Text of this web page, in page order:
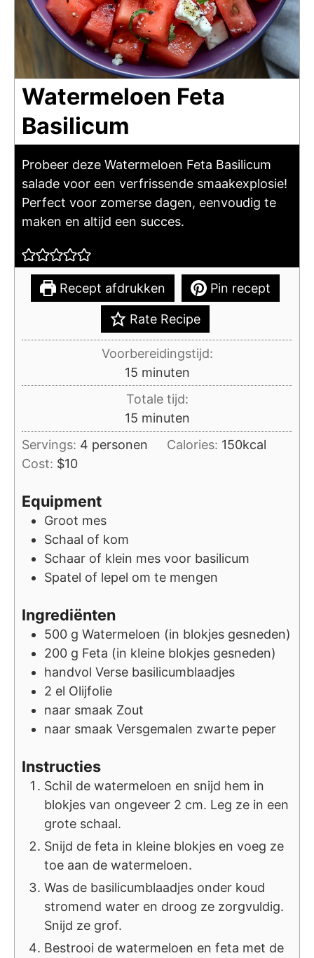
Watermeloen Feta
Basilicum
Probeer deze Watermeloen Feta Basilicum
salade voor een verfrissende smaakexplosie!
Perfect voor zomerse dagen, eenvoudig te
maken en altijd een succes.
Recept afdrukken Pin recept
Rate Recipe
Voorbereidingstijd:
15minuten
minuten
Totale tijd:
15minuten
minuten
Servings: 4 personen Calories: 150kcal
Cost: $10
Equipment
Groot mes
Schaal of kom
Schaar of klein mes voor basilicum
Spatel of lepel om te mengen
Ingrediënten
500 g Watermeloen (in blokjes gesneden)
200 g Feta (in kleine blokjes gesneden)
handvol Verse basilicumblaadjes
2 el Olijfolie
naar smaak Zout
naar smaak Versgemalen zwarte peper
Instructies
Schil de watermeloen en snijd hem in
blokjes van ongeveer 2 cm. Leg ze in een
grote schaal.
Snijd de feta in kleine blokjes en voeg ze
toe aan de watermeloen.
Was de basilicumblaadjes onder koud
stromend water en droog ze zorgvuldig.
Snijd ze grof.
Bestrooi de watermeloen en feta met de